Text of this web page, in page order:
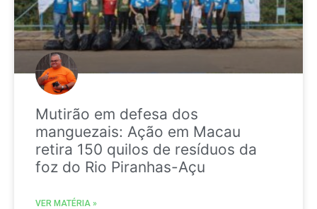
Mutirão em defesa dos
manguezais: Ação em Macau
retira 150 quilos de resíduos da
foz do Rio Piranhas-Açu
VER MATÉRIA »